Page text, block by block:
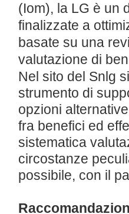
(Iom), la LG è un
finalizzate a
basate su una
valutazione di
Nel sito del Snlg
strumento di
opzioni
fra benefici ed
sistematica
circostanze
possibile, con il